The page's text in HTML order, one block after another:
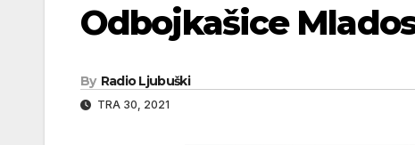
Odbojkašice
By Radio Ljubuški
TRA 30, 2021